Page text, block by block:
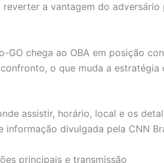
reverter a vantagem do
GO chega ao OBA em posição
o que muda a estratégia
assistir, horário, local e os
informação divulgada pela CNN
principais e transmissão